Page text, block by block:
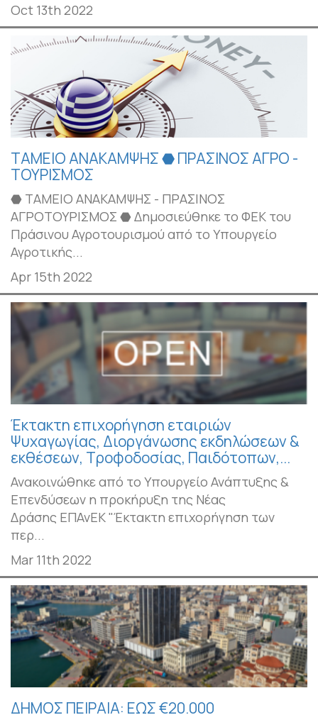
Oct 13th 2022
ΤΑΜΕΙΟ ΑΝΑΚΑΜΨΗΣ ⬣ ΠΡΑΣΙΝΟΣ ΑΓΡΟ -
ΤΟΥΡΙΣΜΟΣ
⬣ ΤΑΜΕΙΟ ΑΝΑΚΑΜΨΗΣ - ΠΡΑΣΙΝΟΣ
ΑΓΡΟΤΟΥΡΙΣΜΟΣ ⬣ Δημοσιεύθηκε το ΦΕΚ του
Πράσινου Αγροτουρισμού από το Υπουργείο
Αγροτικής...
Apr 15th 2022
Έκτακτη επιχορήγηση εταιριών
Ψυχαγωγίας, Διοργάνωσης εκδηλώσεων &
εκθέσεων, Τροφοδοσίας, Παιδότοπων,...
Ανακοινώθηκε από το Υπουργείο Ανάπτυξης &
Επενδύσεων η προκήρυξη της Νέας
Δράσης ΕΠΑνΕΚ "Έκτακτη επιχορήγηση των
περ...
Mar 11th 2022
ΔΗΜΟΣ ΠΕΙΡΑΙΑ: ΕΩΣ €20.000